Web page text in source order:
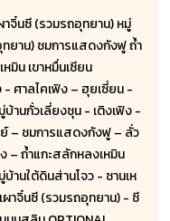
นซี (รวมรถอุทยาน) หมู่
ยาน) ชมการแสดงกังฟู ถ้ำ
มิน เขาหมื่นเซียน
ศาลไคเฟิง – ฮุยเซี่ยน -
บ้านกั่วเลี่ยงชุน - เติงเฟิง -
– ชมการแสดงกังฟู – ลั่ว
– ถ้ำแกะสลักหลงเหมิน
านใต้ดินส่านโจว - ซานเห
จิ๋นซี (รวมรถอุทยาน) - ซี